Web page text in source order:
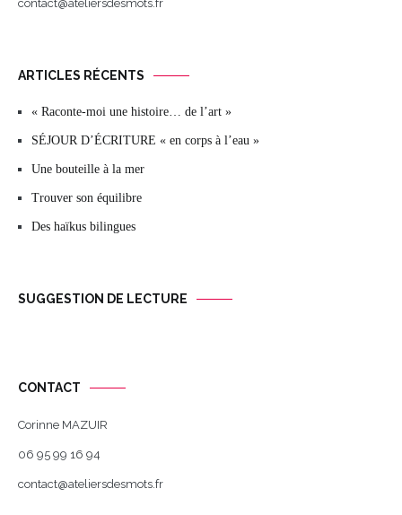
contact@ateliersdesmots.fr
ARTICLES RÉCENTS
« Raconte-moi une histoire… de l’art »
SÉJOUR D’ÉCRITURE « en corps à l’eau »
Une bouteille à la mer
Trouver son équilibre
Des haïkus bilingues
SUGGESTION DE LECTURE
CONTACT
Corinne MAZUIR
06 95 99 16 94
contact@ateliersdesmots.fr